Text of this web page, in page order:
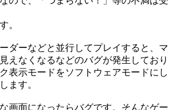
。
ダーなどと並行してプレイすると、マ
えなくなるなどのバグが発生しており
表示モードをソフトウェアモードにし
ます。
画面になったらバグです。そんなゲー